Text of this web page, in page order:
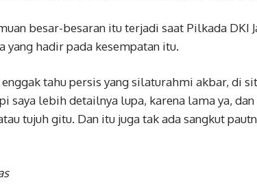
besar-besaran itu terjadi saat Pilkada DKI
yang hadir pada kesempatan itu.
enggak tahu persis yang silaturahmi akbar, di
saya lebih detailnya lupa, karena lama ya,
tujuh gitu. Dan itu juga tak ada sangkut